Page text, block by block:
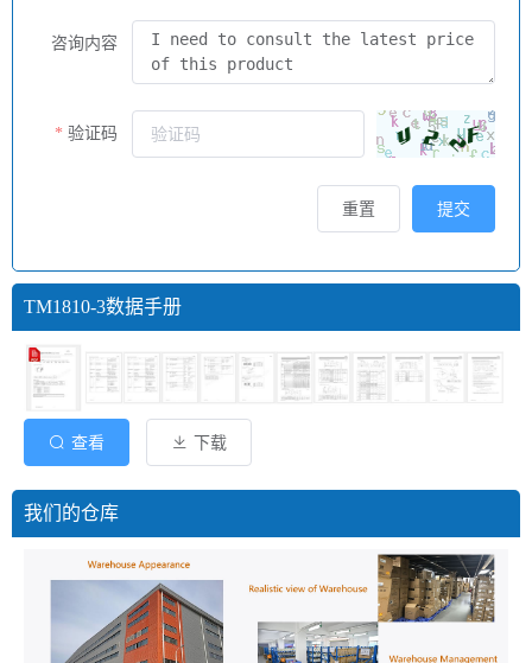
咨询内容
验证码
提交
重置
TM1810-3数据手册
查看 下载
我们的仓库